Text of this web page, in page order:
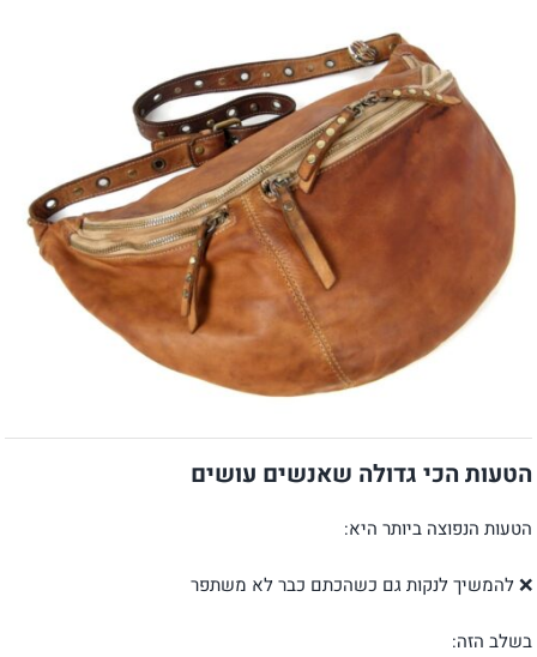
הטעות הכי גדולה שאנשים עושים
הטעות הנפוצה ביותר היא:
❌ להמשיך לנקות גם כשהכתם כבר לא משתפר
בשלב הזה: